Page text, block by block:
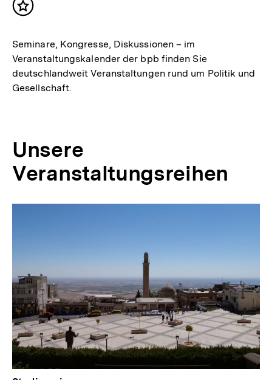
Inhalt
Seminare, Kongresse, Diskussionen – im
Veranstaltungskalender der bpb finden Sie
deutschlandweit Veranstaltungen rund um Politik und
Gesellschaft.
Unsere
Veranstaltungsreihen